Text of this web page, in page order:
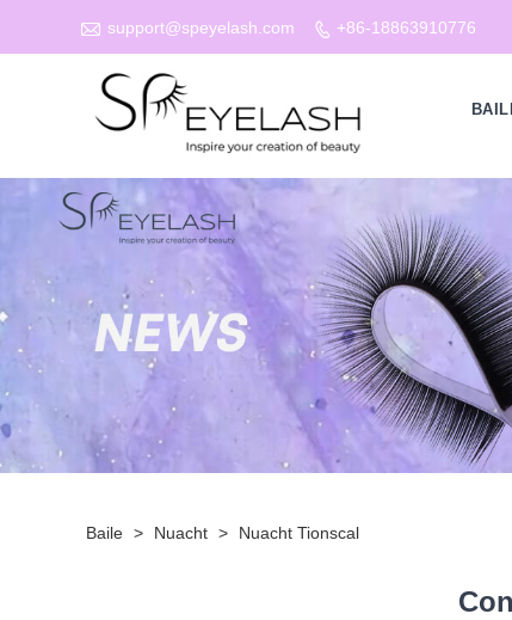
 support@speyelash.com  +86-18863910776
Baile > Nuacht > Nuacht Tionscal